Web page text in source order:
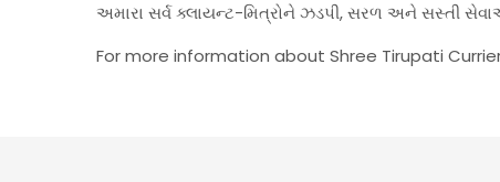
અમારા સર્વ ક્લાયન્ટ-મિત્રોને ઝડપી, સરળ અને સસ્તી
For more information about Shree Tirupati